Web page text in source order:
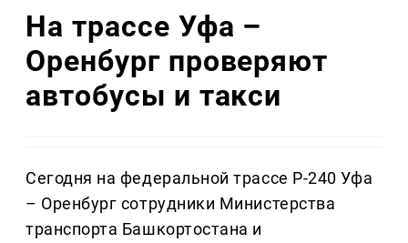
На трассе Уфа –
Оренбург проверяют
автобусы и такси
Сегодня на федеральной трассе Р-240 Уфа
– Оренбург сотрудники Министерства
транспорта Башкортостана и